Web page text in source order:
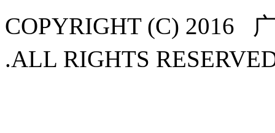
COPYRIGHT (C) 2016
.ALL RIGHTS